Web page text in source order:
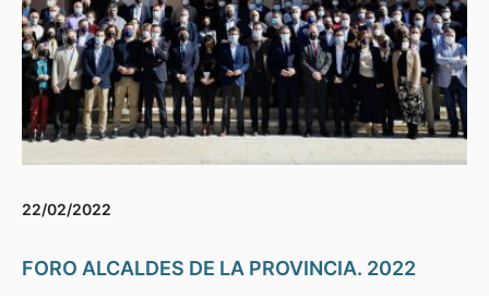
22/02/2022
FORO ALCALDES DE LA PROVINCIA. 2022